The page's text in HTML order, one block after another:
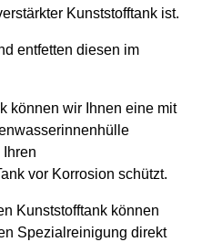
Kunststofftank ist.
entfetten diesen im
können wir Ihnen eine mit
vor Korrosion schützt.
Kunststofftank können
Spezialreinigung direkt